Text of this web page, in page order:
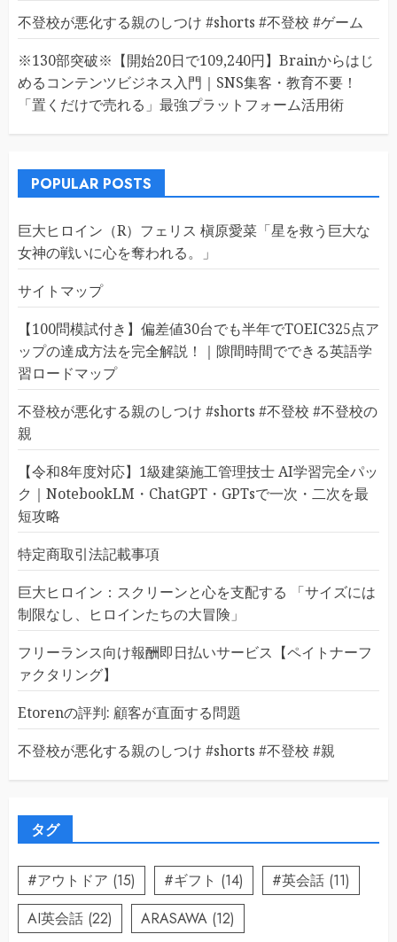
不登校が悪化する親のしつけ #shorts #不登校 #ゲーム
※130部突破※【開始20日で109,240円】Brainからはじ
めるコンテンツビジネス入門｜SNS集客・教育不要！
「置くだけで売れる」最強プラットフォーム活用術
POPULAR POSTS
巨大ヒロイン（R）フェリス 槇原愛菜「星を救う巨大な
女神の戦いに心を奪われる。」
サイトマップ
【100問模試付き】偏差値30台でも半年でTOEIC325点ア
ップの達成方法を完全解説！｜隙間時間でできる英語学
習ロードマップ
不登校が悪化する親のしつけ #shorts #不登校 #不登校の
親
【令和8年度対応】1級建築施工管理技士 AI学習完全パッ
ク｜NotebookLM・ChatGPT・GPTsで一次・二次を最
短攻略
特定商取引法記載事項
巨大ヒロイン：スクリーンと心を支配する 「サイズには
制限なし、ヒロインたちの大冒険」
フリーランス向け報酬即日払いサービス【ペイトナーフ
ァクタリング】
Etorenの評判: 顧客が直面する問題
不登校が悪化する親のしつけ #shorts #不登校 #親
タグ
#アウトドア (15) #ギフト (14) #英会話 (11)
AI英会話 (22) ARASAWA (12)